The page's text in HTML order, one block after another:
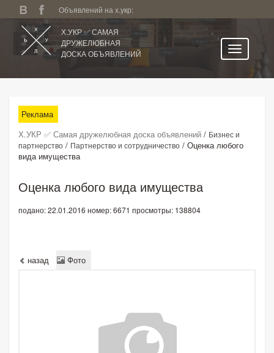
Объявлений на х.укр:
Х.УКР ✅ САМАЯ
ДРУЖЕЛЮБНАЯ
ДОСКА ОБЪЯВЛЕНИЙ
Все регионы
Категории
Избранное
Личный кабинет
Поиск по сайту
Реклама
Х.УКР ✅ Самая дружелюбная доска объявлений / Бизнес и
партнерство / Партнерство и сотрудничество / Оценка любого
вида имущества
Оценка любого вида имущества
подано: 22.01.2016 номер: 6671 просмотры: 138804
назад Фото